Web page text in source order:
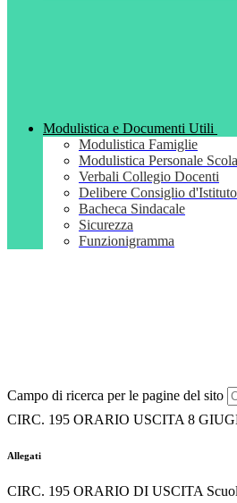
Modulistica e Documenti Utili
Modulistica Famiglie
Modulistica Personale
Verbali Collegio Docenti
Delibere Consiglio d'Istituto
Bacheca Sindacale
Sicurezza
Funzionigramma
Campo di ricerca per le pagine del sito
CIRC. 195 ORARIO USCITA 8
Allegati
CIRC. 195 ORARIO DI USCITA